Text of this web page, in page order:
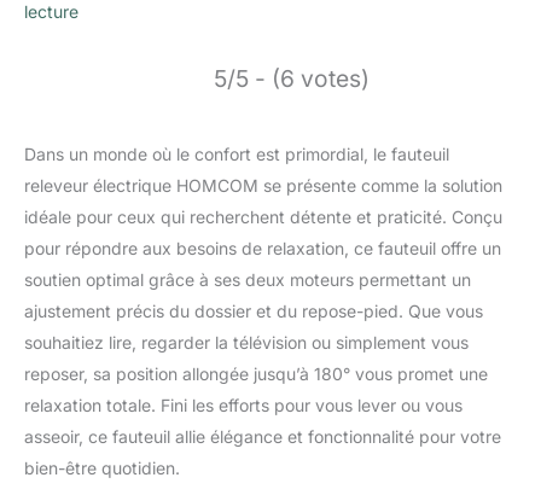
lecture
5/5 - (6 votes)
Dans un monde où le confort est primordial, le fauteuil
releveur électrique HOMCOM se présente comme la solution
idéale pour ceux qui recherchent détente et praticité. Conçu
pour répondre aux besoins de relaxation, ce fauteuil offre un
soutien optimal grâce à ses deux moteurs permettant un
ajustement précis du dossier et du repose-pied. Que vous
souhaitiez lire, regarder la télévision ou simplement vous
reposer, sa position allongée jusqu’à 180° vous promet une
relaxation totale. Fini les efforts pour vous lever ou vous
asseoir, ce fauteuil allie élégance et fonctionnalité pour votre
bien-être quotidien.